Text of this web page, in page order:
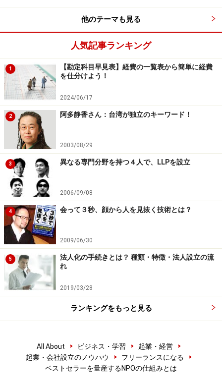
他のテーマも見る
人気記事ランキング
1
【勘定科目早見表】経費の一覧表から簡単に経費
を仕分けよう！
2024/06/17
2 阿多静香さん：台湾が独立のキーワード！
2003/08/29
3 異なる専門分野を持つ４人で、LLPを設立
2006/09/08
4 会って３秒、顔から人を見抜く技術とは？
2009/06/30
5
法人化の手続きとは？ 種類・特徴・法人設立の流
れ
2019/03/28
ランキングをもっと見る
All About > ビジネス・学習 > 起業・経営
>
起業・会社設立のノウハウ
> フリーランスになる
>
ベストセラーを量産するNPOの仕組みとは